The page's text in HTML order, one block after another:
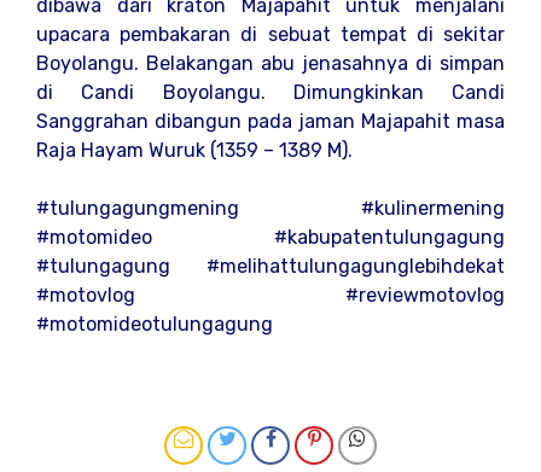
dibawa dari kraton Majapahit untuk menjalani
upacara pembakaran di sebuat tempat di sekitar
Boyolangu. Belakangan abu jenasahnya di simpan
di Candi Boyolangu. Dimungkinkan Candi
Sanggrahan dibangun pada jaman Majapahit masa
Raja Hayam Wuruk (1359 – 1389 M).
#tulungagungmening #kulinermening
#motomideo #kabupatentulungagung
#tulungagung #melihattulungagunglebihdekat
#motovlog #reviewmotovlog
#motomideotulungagung